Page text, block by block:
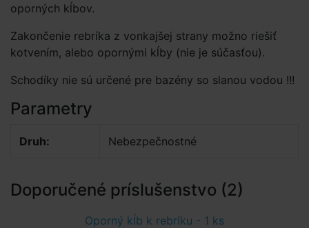
oporných kĺbov.
Zakončenie rebríka z vonkajšej strany možno riešiť
kotvením, alebo opornými kĺby (nie je súčasťou).
Schodíky nie sú určené pre bazény so slanou vodou !!!
Parametry
Druh: Nebezpečnostné
Doporučené príslušenstvo (2)
Oporný kĺb k rebríku - 1 ks